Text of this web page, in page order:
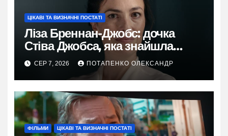
ЦІКАВІ ТА ВИЗНАЧНІ ПОСТАТІ
Ліза Бреннан-Джобс: дочка
Стіва Джобса, яка знайшла
власний голос
СЕР 7, 2026 ПОТАПЕНКО ОЛЕКСАНДР
ФІЛЬМИ ЦІКАВІ ТА ВИЗНАЧНІ ПОСТАТІ